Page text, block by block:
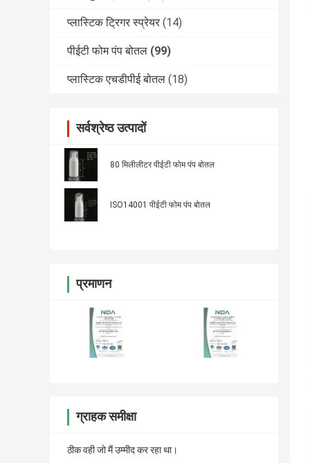
प्लास्टिक ट्रिगर स्प्रेयर (14)
पीईटी फोम पंप बोतल (99)
प्लास्टिक एचडीपीई बोतल (18)
सर्वश्रेष्ठ उत्पादों
80 मिलीलीटर पीईटी फोम पंप बोतल
ISO14001 पीईटी फोम पंप बोतल
प्रमाणन
ग्राहक समीक्षा
ठीक वही जो मैं उम्मीद कर रहा था।